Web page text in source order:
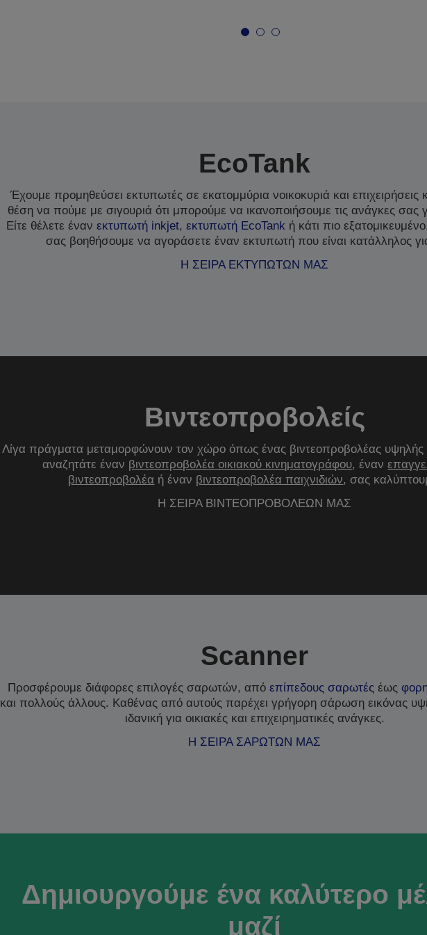
EcoTank
Έχουμε προμηθεύσει εκτυπωτές σε εκατομμύρια νοικοκυριά και επιχειρήσεις
θέση να πούμε με σιγουριά ότι μπορούμε να ικανοποιήσουμε τις ανάγκες σας
Είτε θέλετε ένανεκτυπωτή inkjet,εκτυπωτή EcoTank ή κάτι πιο
σας βοηθήσουμε να αγοράσετε έναν εκτυπωτή που είναι κατάλληλος
Η ΣΕΙΡΑ ΕΚΤΥΠΩΤΩΝ ΜΑΣ
Βιντεοπροβολείς
Λίγα πράγματα μεταμορφώνουν τον χώρο όπως ένας βιντεοπροβολέας υψηλής
αναζητάτε έναν βιντεοπροβολέα οικιακού κινηματογράφου, έναν
βιντεοπροβολέα ή έναν βιντεοπροβολέα παιχνιδιών, σας
Η ΣΕΙΡΑ ΒΙΝΤΕΟΠΡΟΒΟΛΕΩΝ ΜΑΣ
Scanner
Προσφέρουμε διάφορες επιλογές σαρωτών, απόεπίπεδους σαρωτές έως
και πολλούς άλλους. Καθένας από αυτούς παρέχει γρήγορη σάρωση εικόνας
ιδανική για οικιακές και επιχειρηματικές ανάγκες.
Η ΣΕΙΡΑ ΣΑΡΩΤΩΝ ΜΑΣ
Δημιουργούμε ένα καλύτερο
μαζί